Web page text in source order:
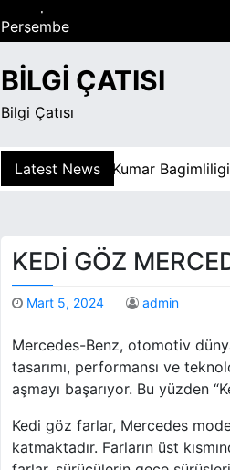
Perşembe
Ağustos 6, 2026
11:03 pm
BILGI ÇATISI
Bilgi Çatısı
Latest NewsKumar Bagimliligi
KEDI GÖZ
Mart 5, 2024 admin
Mercedes-Benz, otomotiv
tasarımı, performansı ve
aşmayı başarıyor. Bu yüzden
Kedi göz farlar, Mercedes
katmaktadır. Farların üst